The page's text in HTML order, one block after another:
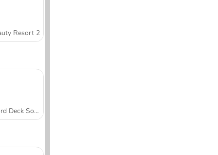
Resort 2
Word Deck Solitaire